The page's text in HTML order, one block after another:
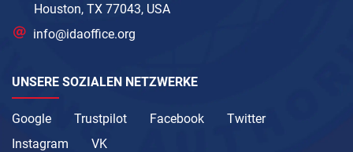
Houston, TX 77043, USA
info@idaoffice.org
UNSERE SOZIALEN NETZWERKE
Google Trustpilot Facebook
Twitter
Instagram
VK